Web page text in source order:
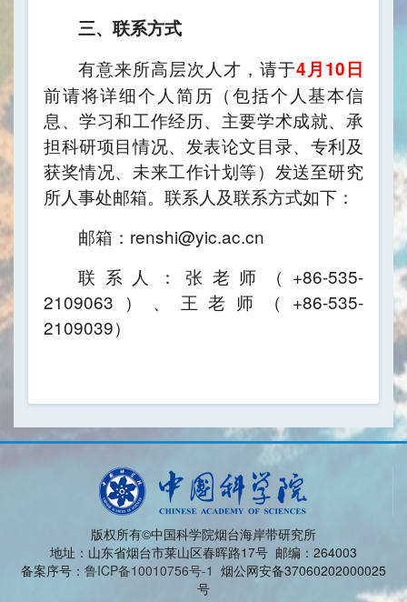
三、联系方式
有意来所高层次人才，请于4月10日
前请将详细个人简历（包括个人基本信
息、学习和工作经历、主要学术成就、承
担科研项目情况、发表论文目录、专利及
获奖情况、未来工作计划等）发送至研究
所人事处邮箱。联系人及联系方式如下：
邮箱：renshi@yic.ac.cn
联系人：张老师（+86-535-
2109063）、王老师（+86-535-
2109039）
版权所有©中国科学院烟台海岸带研究所
地址：山东省烟台市莱山区春晖路17号 邮编：264003
备案序号： 鲁ICP备10010756号-1 烟公网安备37060202000025
号